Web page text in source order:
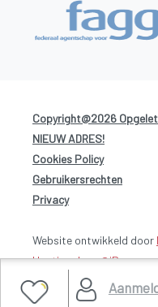
Copyright@2026
NIEUW ADRES!
Cookies Policy-
Gebruikersrechten
Privacy
Website ontwikkeld door
Hosting door @iPower